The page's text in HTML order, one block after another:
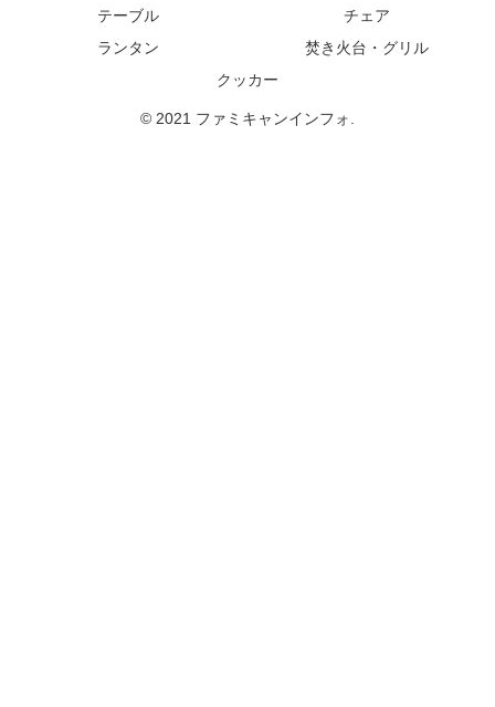
テーブル
チェア
ランタン
焚き火台・グリル
クッカー
© 2021 ファミキャンインフォ.